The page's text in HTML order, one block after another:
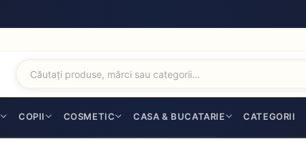
COPII COSMETIC CASA & BUCATARIE CATEGORII